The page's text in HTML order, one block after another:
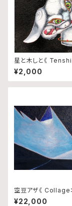
星と木しと《 Tenshi
¥2,000
空豆アザ《 Collage
ce and Rhythm
¥22,000